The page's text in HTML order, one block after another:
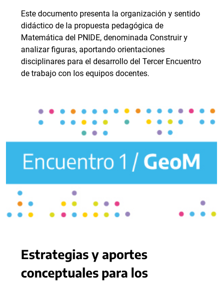
Este documento presenta la organización y sentido
didáctico de la propuesta pedagógica de
Matemática del PNIDE, denominada Construir y
analizar figuras, aportando orientaciones
disciplinares para el desarrollo del Tercer Encuentro
de trabajo con los equipos docentes.
Estrategias y aportes
conceptuales para los